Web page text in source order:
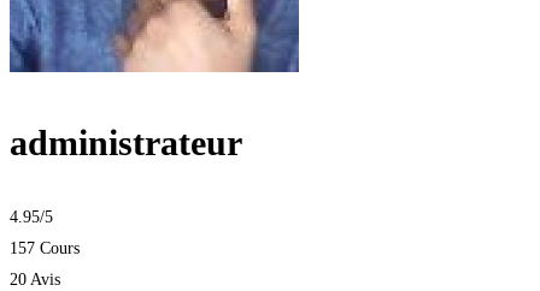
administrateur
4.95/5
157 Cours
20 Avis